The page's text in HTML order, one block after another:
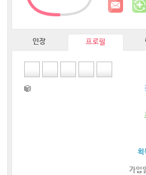
인장 프로필
획
가입